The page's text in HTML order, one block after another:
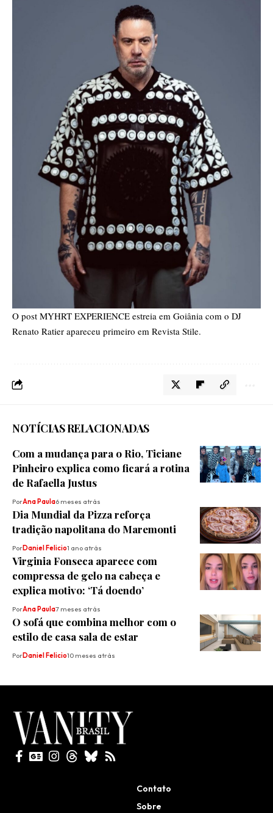
O post MYHRT EXPERIENCE estreia em Goiânia com o DJ
Renato Ratier apareceu primeiro em Revista Stile.
NOTÍCIAS RELACIONADAS
Com a mudança para o Rio, Ticiane
Pinheiro explica como ficará a rotina
de Rafaella Justus
PorAna Paula6 meses atrás
Dia Mundial da Pizza reforça
tradição napolitana do Maremonti
PorDaniel Felicio1 ano atrás
Virginia Fonseca aparece com
compressa de gelo na cabeça e
explica motivo: ‘Tá doendo’
PorAna Paula7 meses atrás
O sofá que combina melhor com o
estilo de casa sala de estar
PorDaniel Felicio10 meses atrás
Contato
Sobre